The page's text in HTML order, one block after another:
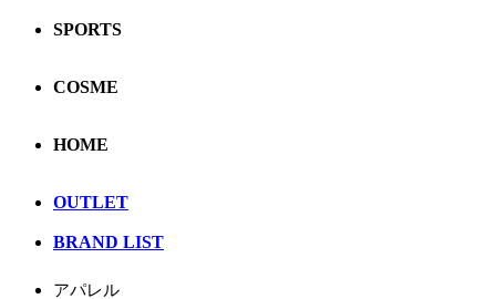
SPORTS
COSME
HOME
OUTLET
BRAND LIST
アパレル